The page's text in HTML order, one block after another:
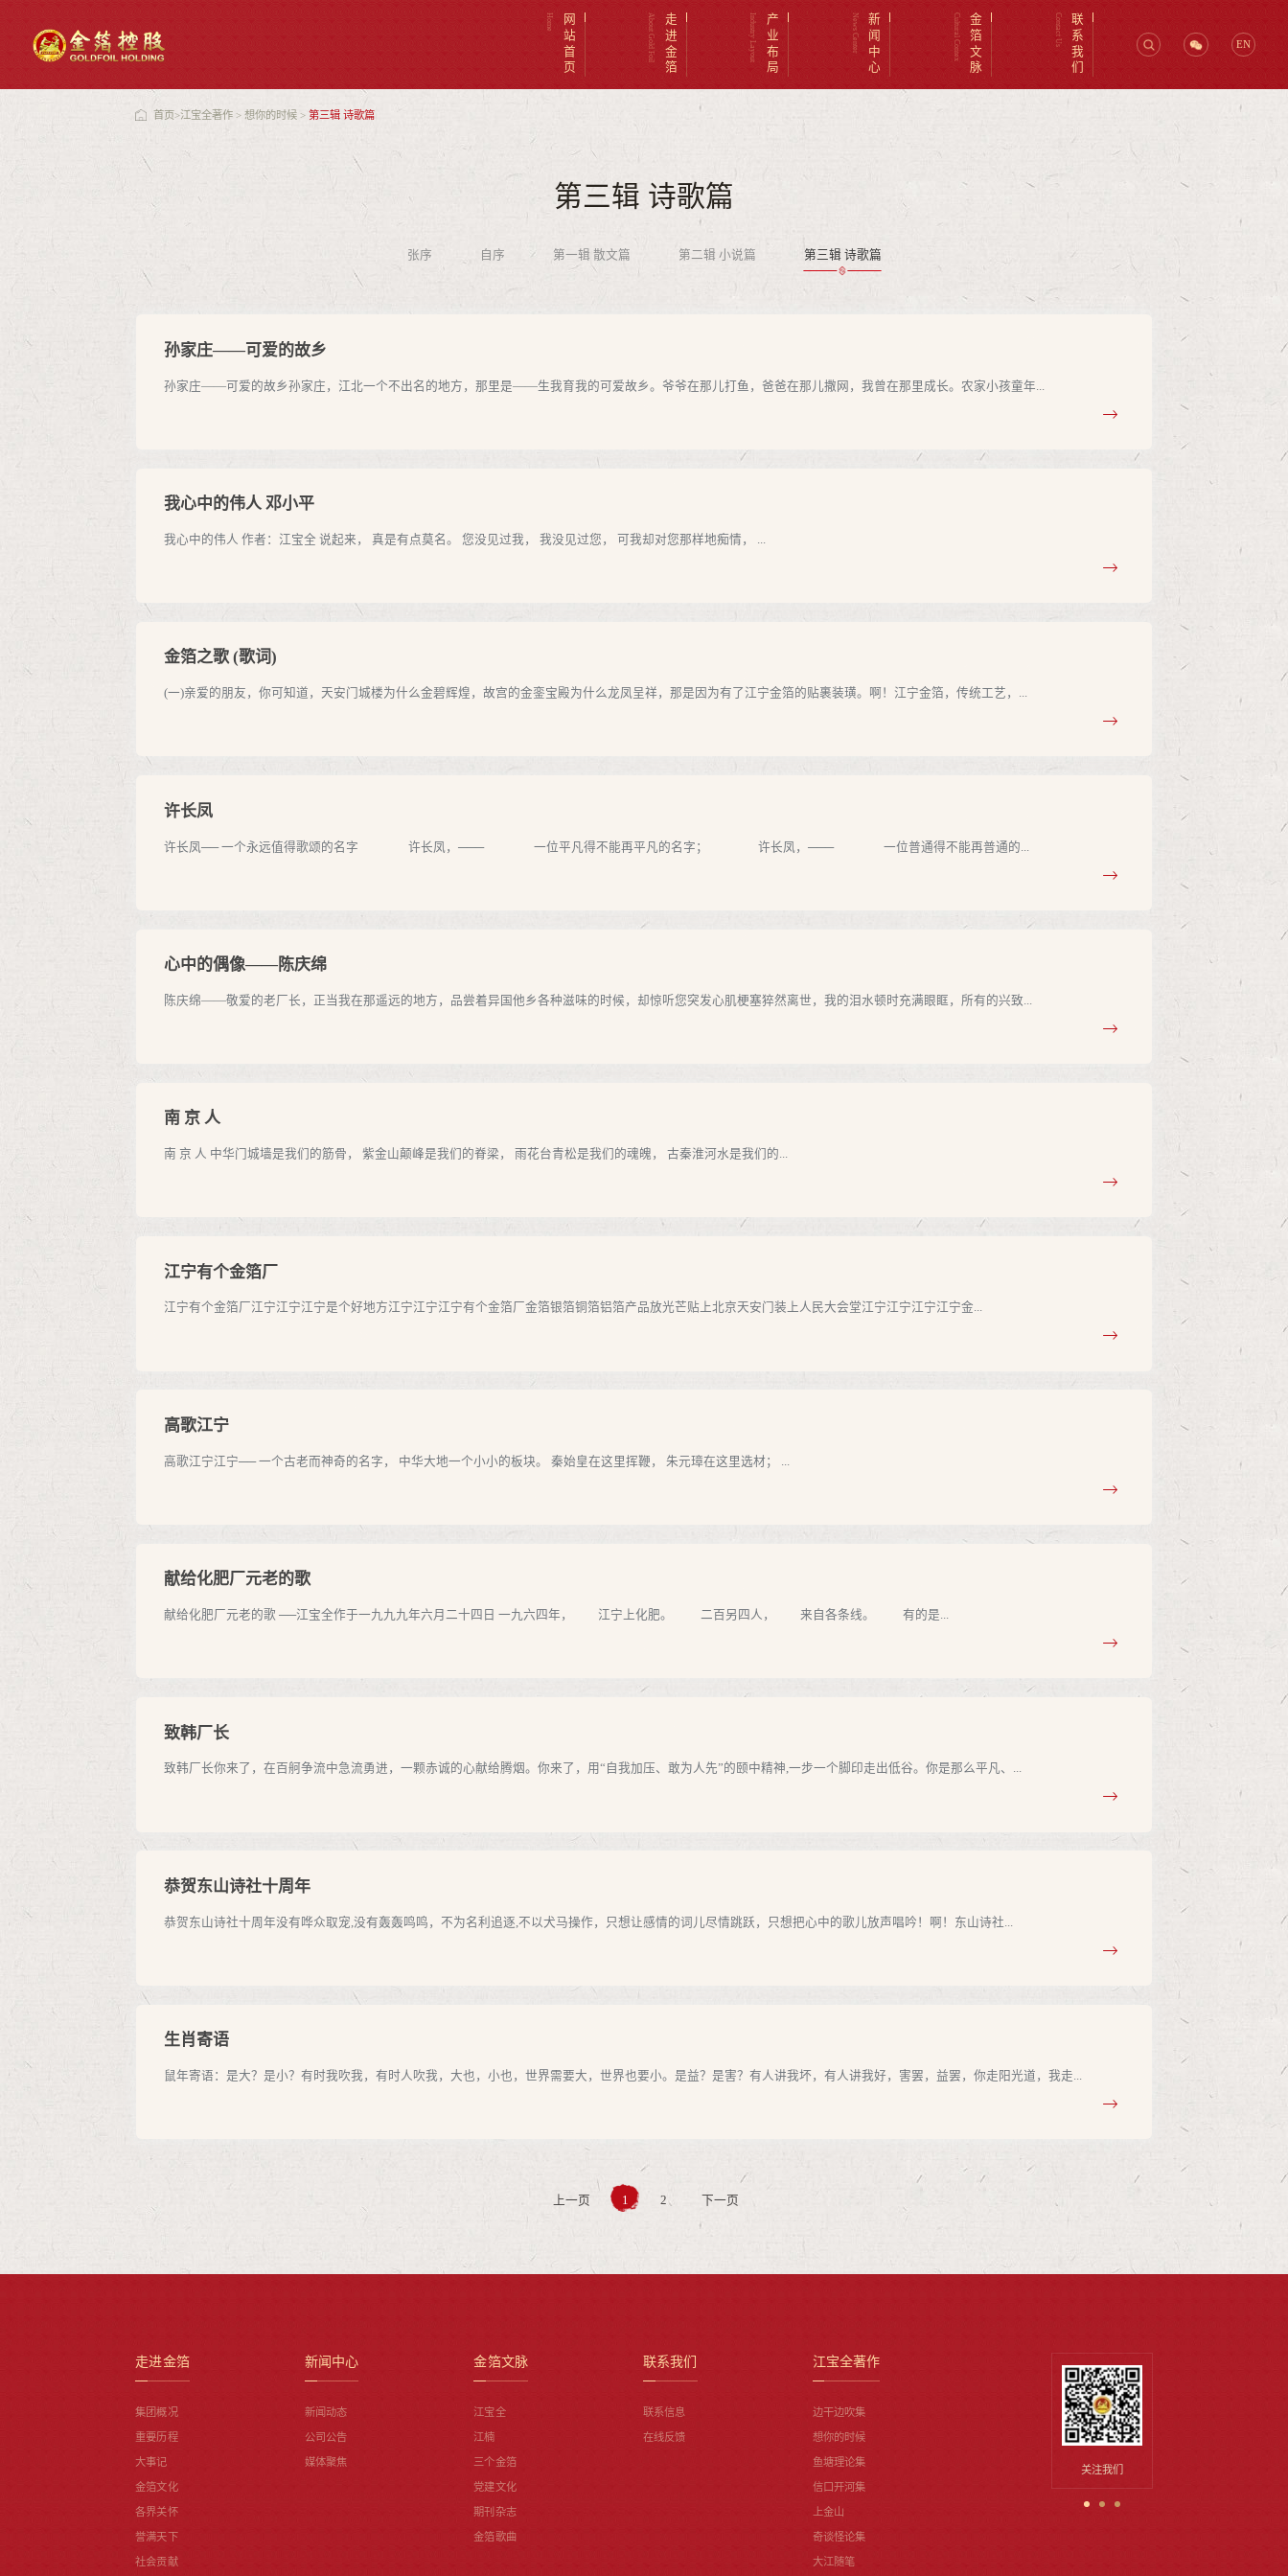
Home 网站首页 About Gold Foil 走进金箔 Industry Layout 产业布局 News Center 新闻中心 Cultural Contex金箔文脉 Contact Us 联系我们 EN
首页>江宝全著作> 想你的时候> 第三辑 诗歌篇
第三辑 诗歌篇
张序 自序 第一辑 散文篇 第二辑 小说篇 第三辑 诗歌篇
孙家庄——可爱的故乡
孙家庄——可爱的故乡孙家庄，江北一个不出名的地方，那里是——生我育我的可爱故乡。爷爷在那儿打鱼，爸爸在那儿撒网，我曾在那里成长。农家小孩童年...
我心中的伟人 邓小平
我心中的伟人 作者：江宝全 说起来， 真是有点莫名。 您没见过我， 我没见过您， 可我却对您那样地痴情， ...
金箔之歌 (歌词)
(一)亲爱的朋友，你可知道，天安门城楼为什么金碧辉煌，故宫的金銮宝殿为什么龙凤呈祥，那是因为有了江宁金箔的贴裹装璜。啊！江宁金箔，传统工艺，...
许长凤
许长凤── 一个永远值得歌颂的名字 许长凤，─── 一位平凡得不能再平凡的名字； 许长凤，─── 一位普通得不能再普通的...
心中的偶像——陈庆绵
陈庆绵——敬爱的老厂长，正当我在那遥远的地方，品尝着异国他乡各种滋味的时候，却惊听您突发心肌梗塞猝然离世，我的泪水顿时充满眼眶，所有的兴致...
南 京 人
南 京 人 中华门城墙是我们的筋骨， 紫金山颠峰是我们的脊梁， 雨花台青松是我们的魂魄， 古秦淮河水是我们的...
江宁有个金箔厂
江宁有个金箔厂江宁江宁江宁是个好地方江宁江宁江宁有个金箔厂金箔银箔铜箔铝箔产品放光芒贴上北京天安门装上人民大会堂江宁江宁江宁江宁金...
高歌江宁
高歌江宁江宁── 一个古老而神奇的名字， 中华大地一个小小的板块。 秦始皇在这里挥鞭， 朱元璋在这里选材； ...
献给化肥厂元老的歌
献给化肥厂元老的歌 ──江宝全作于一九九九年六月二十四日 一九六四年， 江宁上化肥。 二百另四人， 来自各条线。 有的是...
致韩厂长
致韩厂长你来了，在百舸争流中急流勇进，一颗赤诚的心献给腾烟。你来了，用“自我加压、敢为人先”的颐中精神,一步一个脚印走出低谷。你是那么平凡、...
恭贺东山诗社十周年
恭贺东山诗社十周年没有哗众取宠,没有轰轰鸣鸣，不为名利追逐,不以犬马操作，只想让感情的词儿尽情跳跃，只想把心中的歌儿放声唱吟！啊！东山诗社...
生肖寄语
鼠年寄语：是大？是小？有时我吹我，有时人吹我，大也，小也，世界需要大，世界也要小。是益？是害？有人讲我坏，有人讲我好，害罢，益罢，你走阳光道，我走...
上一页 1 2 下一页
走进金箔
集团概况
重要历程
大事记
金箔文化
各界关怀
誉满天下
社会贡献
新闻中心
新闻动态
公司公告
媒体聚焦
金箔文脉
江宝全
江楠
三个金箔
党建文化
期刊杂志
金箔歌曲
联系我们
联系信息
在线反馈
江宝全著作
边干边吹集
想你的时候
鱼塘理论集
信口开河集
上金山
奇谈怪论集
大江随笔
关注我们